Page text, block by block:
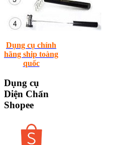
Dụng cụ chính
hãng ship toàng
quốc
Dụng cụ
Diện Chẩn
Shopee